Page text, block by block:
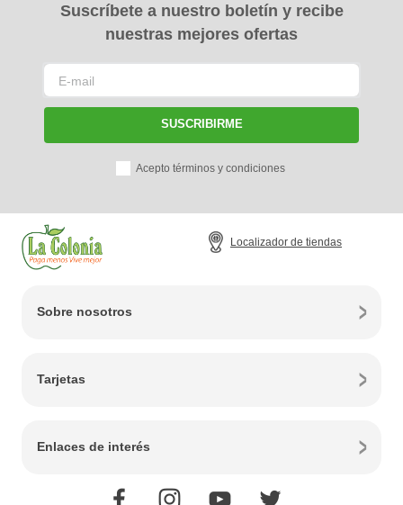
Suscríbete a nuestro boletín y recibe
nuestras mejores ofertas
SUSCRIBIRME
Acepto términos y condiciones
Localizador de tiendas
Sobre nosotros
Tarjetas
Enlaces de interés